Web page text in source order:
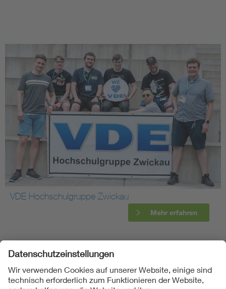
VDE Hochschulgruppe Zwickau
Mehr erfahren
Folgen Sie uns